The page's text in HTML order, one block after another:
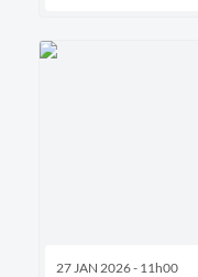
27 JAN 2026 - 11h00